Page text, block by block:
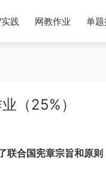
践 网教作业 单
（25%）
联合国宪章宗旨和原